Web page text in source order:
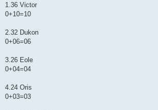
1.36 Victor
0+10=10
2.32 Dukon
0+06=06
3.26 Eole
0+04=04
4.24 Oris
0+03=03